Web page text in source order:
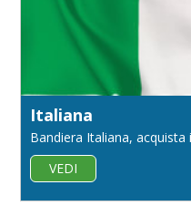
Italiana
Bandiera Italiana,
VEDI